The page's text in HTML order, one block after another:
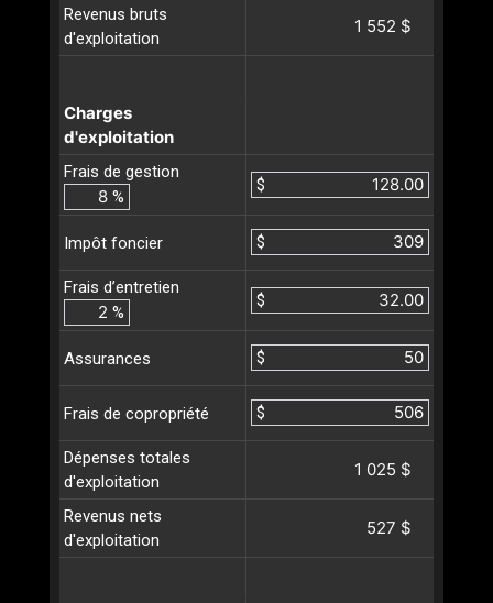
Revenus bruts
d'exploitation
1 552 $
Charges
d'exploitation
Frais de gestion
%
$
Impôt foncier $
Frais d’entretien
%
$
Assurances $
Frais de copropriété $
Dépenses totales
d'exploitation
1 025 $
Revenus nets
d'exploitation
527 $